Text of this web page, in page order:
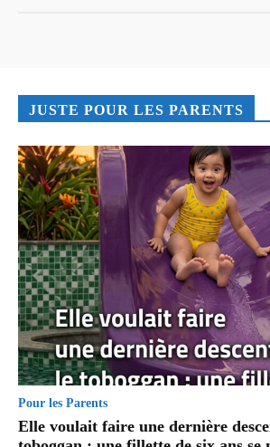
JUSTE POUR LES PARENTS
Pour les Parents
Elle voulait faire une dernière